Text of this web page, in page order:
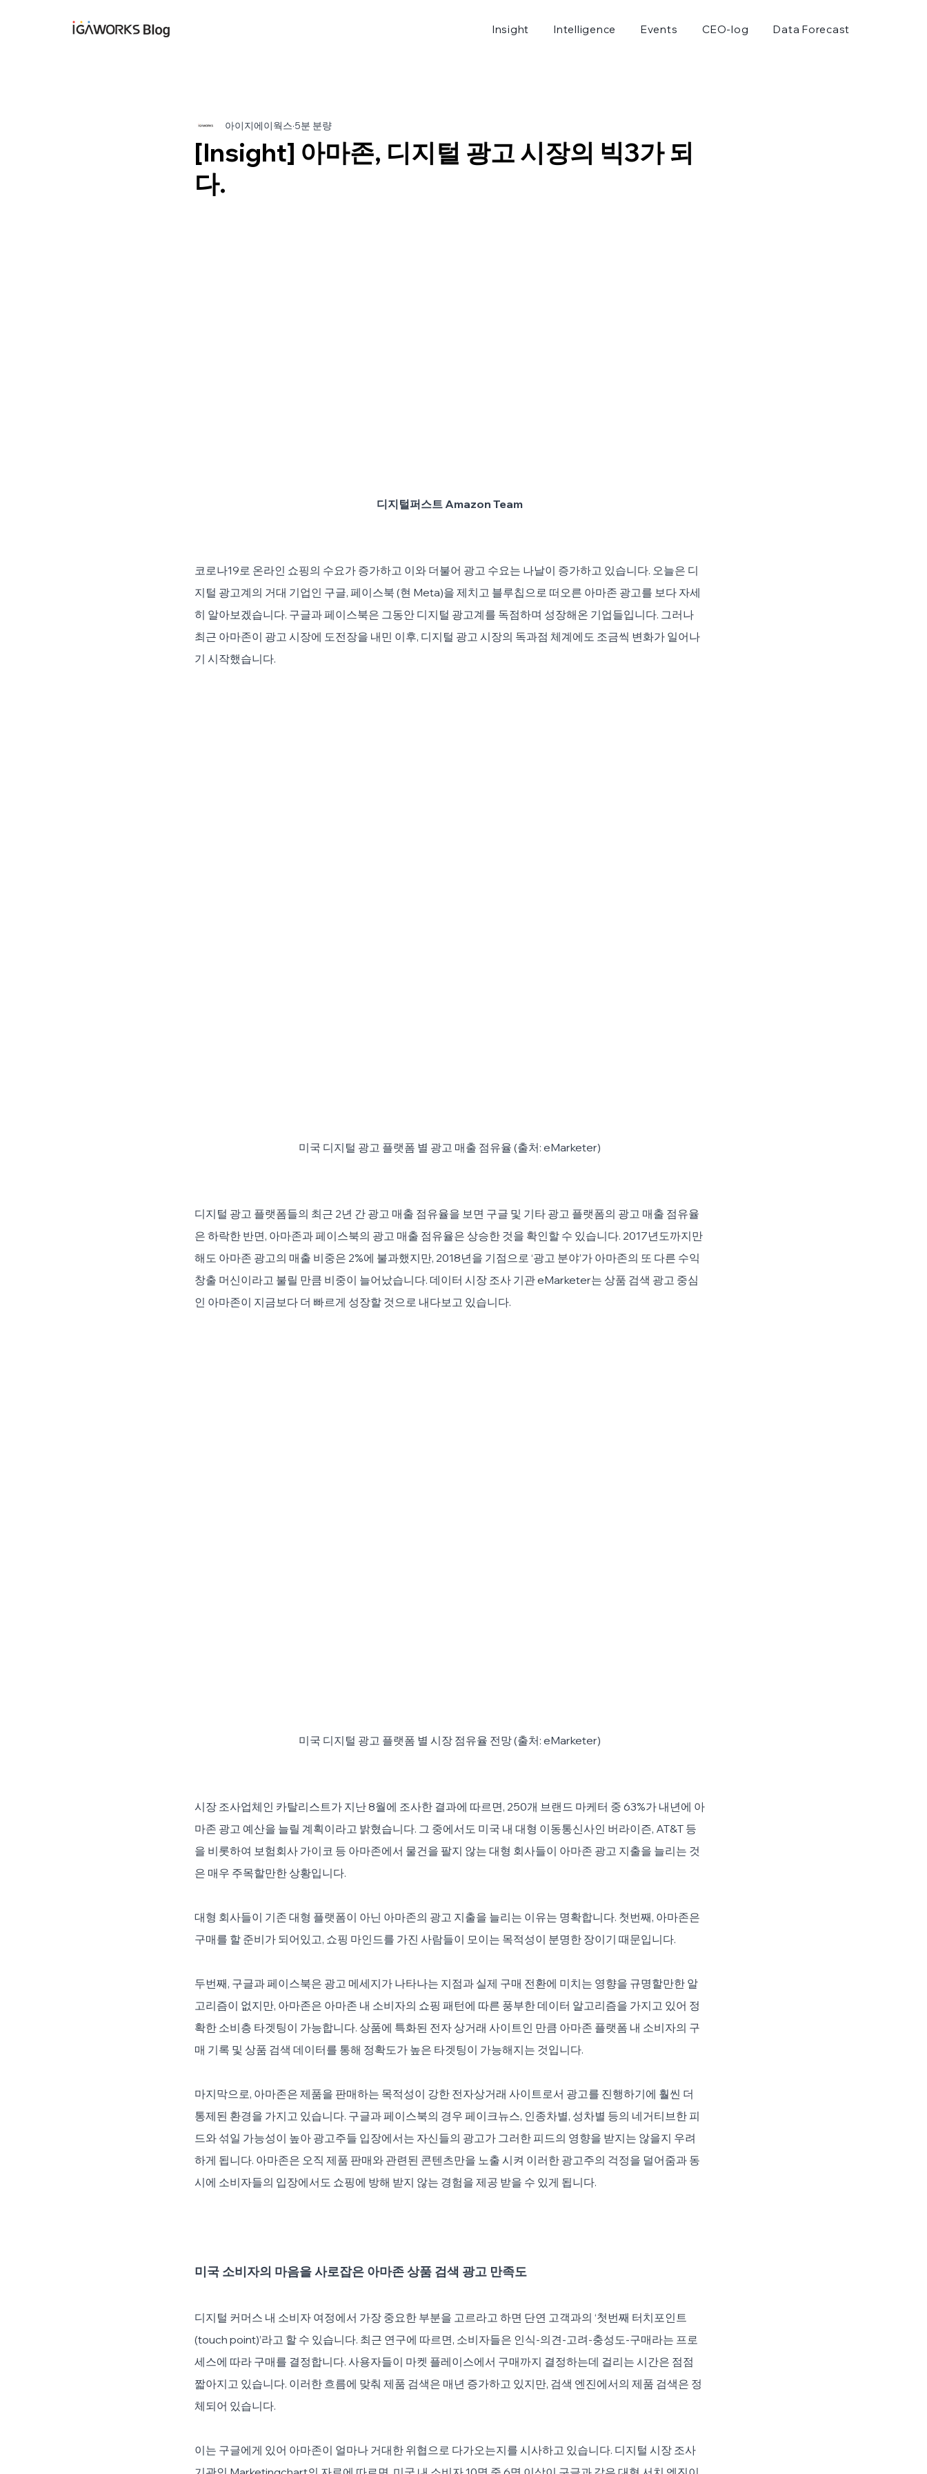
Insight Intelligence Events CEO-log Data Forecast
[Insight] 아마존, 디지털 광고 시장의 빅3가 되
다.
아이지에이웍스 5분 분량
디지털퍼스트 Amazon Team
코로나19로 온라인 쇼핑의 수요가 증가하고 이와 더불어 광고 수요는 나날이 증가하고 있습니다. 오늘은 디
지털 광고계의 거대 기업인 구글, 페이스북 (현 Meta)을 제치고 블루칩으로 떠오른 아마존 광고를 보다 자세
히 알아보겠습니다. 구글과 페이스북은 그동안 디지털 광고계를 독점하며 성장해온 기업들입니다. 그러나
최근 아마존이 광고 시장에 도전장을 내민 이후, 디지털 광고 시장의 독과점 체계에도 조금씩 변화가 일어나
기 시작했습니다.
미국 디지털 광고 플랫폼 별 광고 매출 점유율 (출처: eMarketer)
디지털 광고 플랫폼들의 최근 2년 간 광고 매출 점유율을 보면 구글 및 기타 광고 플랫폼의 광고 매출 점유율
은 하락한 반면, 아마존과 페이스북의 광고 매출 점유율은 상승한 것을 확인할 수 있습니다. 2017년도까지만
해도 아마존 광고의 매출 비중은 2%에 불과했지만, 2018년을 기점으로 ‘광고 분야’가 아마존의 또 다른 수익
창출 머신이라고 불릴 만큼 비중이 늘어났습니다. 데이터 시장 조사 기관 eMarketer는 상품 검색 광고 중심
인 아마존이 지금보다 더 빠르게 성장할 것으로 내다보고 있습니다.
미국 디지털 광고 플랫폼 별 시장 점유율 전망 (출처: eMarketer)
시장 조사업체인 카탈리스트가 지난 8월에 조사한 결과에 따르면, 250개 브랜드 마케터 중 63%가 내년에 아
마존 광고 예산을 늘릴 계획이라고 밝혔습니다. 그 중에서도 미국 내 대형 이동통신사인 버라이즌, AT&T 등
을 비롯하여 보험회사 가이코 등 아마존에서 물건을 팔지 않는 대형 회사들이 아마존 광고 지출을 늘리는 것
은 매우 주목할만한 상황입니다.
대형 회사들이 기존 대형 플랫폼이 아닌 아마존의 광고 지출을 늘리는 이유는 명확합니다. 첫번째, 아마존은
구매를 할 준비가 되어있고, 쇼핑 마인드를 가진 사람들이 모이는 목적성이 분명한 장이기 때문입니다.
두번째, 구글과 페이스북은 광고 메세지가 나타나는 지점과 실제 구매 전환에 미치는 영향을 규명할만한 알
고리즘이 없지만, 아마존은 아마존 내 소비자의 쇼핑 패턴에 따른 풍부한 데이터 알고리즘을 가지고 있어 정
확한 소비층 타겟팅이 가능합니다. 상품에 특화된 전자 상거래 사이트인 만큼 아마존 플랫폼 내 소비자의 구
매 기록 및 상품 검색 데이터를 통해 정확도가 높은 타겟팅이 가능해지는 것입니다.
마지막으로, 아마존은 제품을 판매하는 목적성이 강한 전자상거래 사이트로서 광고를 진행하기에 훨씬 더
통제된 환경을 가지고 있습니다. 구글과 페이스북의 경우 페이크뉴스, 인종차별, 성차별 등의 네거티브한 피
드와 섞일 가능성이 높아 광고주들 입장에서는 자신들의 광고가 그러한 피드의 영향을 받지는 않을지 우려
하게 됩니다. 아마존은 오직 제품 판매와 관련된 콘텐츠만을 노출 시켜 이러한 광고주의 걱정을 덜어줌과 동
시에 소비자들의 입장에서도 쇼핑에 방해 받지 않는 경험을 제공 받을 수 있게 됩니다.
미국 소비자의 마음을 사로잡은 아마존 상품 검색 광고 만족도
디지털 커머스 내 소비자 여정에서 가장 중요한 부분을 고르라고 하면 단연 고객과의 ‘첫번째 터치포인트
(touch point)’라고 할 수 있습니다. 최근 연구에 따르면, 소비자들은 인식-의견-고려-충성도-구매라는 프로
세스에 따라 구매를 결정합니다. 사용자들이 마켓 플레이스에서 구매까지 결정하는데 걸리는 시간은 점점
짧아지고 있습니다. 이러한 흐름에 맞춰 제품 검색은 매년 증가하고 있지만, 검색 엔진에서의 제품 검색은 정
체되어 있습니다.
이는 구글에게 있어 아마존이 얼마나 거대한 위협으로 다가오는지를 시사하고 있습니다. 디지털 시장 조사